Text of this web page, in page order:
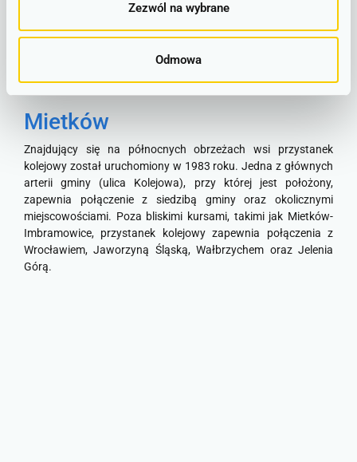
Zezwól na wybrane
Odmowa
Mietków - Imbramowice –
Mietków
Znajdujący się na północnych obrzeżach wsi przystanek
kolejowy został uruchomiony w 1983 roku. Jedna z głównych
arterii gminy (ulica Kolejowa), przy której jest położony,
zapewnia połączenie z siedzibą gminy oraz okolicznymi
miejscowościami. Poza bliskimi kursami, takimi jak Mietków-
Imbramowice, przystanek kolejowy zapewnia połączenia z
Wrocławiem, Jaworzyną Śląską, Wałbrzychem oraz Jelenia
Górą.